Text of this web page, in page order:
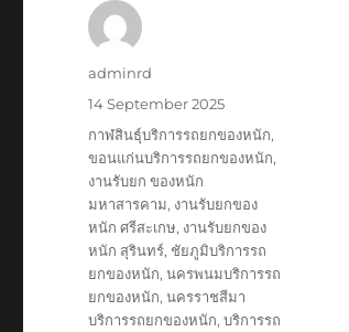
Author
adminrd
Posted
14 September 2025
Tags
กาฬสินธุ์บริการรถยกของหนัก,
ขอนแก่นบริการรถยกของหนัก,
งานรับยก ของหนัก
มหาสารคาม, งานรับยกของ
หนัก ศรีสะเกษ, งานรับยกของ
หนัก สุรินทร์, ชัยภูมิบริการรถ
ยกของหนัก,นครพนมบริการรถ
ยกของหนัก,นครราชสีมา
บริการรถยกของหนัก,บริการรถ